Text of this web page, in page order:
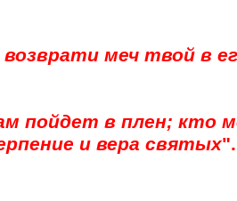
меч твой в
пойдет в плен; кто
и вера святых".